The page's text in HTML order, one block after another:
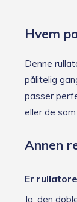
Hvem
Denne
pålitelig
passer
eller de
Annen
Er
Ja, den